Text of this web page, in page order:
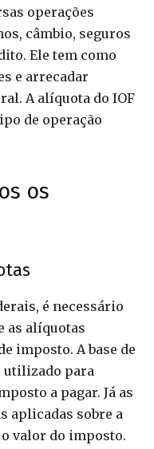
operações
câmbio, seguros
Ele tem como
e arrecadar
A alíquota do IOF
de operação
os
é necessário
as alíquotas
imposto. A base de
utilizado para
a pagar. Já as
aplicadas sobre a
valor do imposto.